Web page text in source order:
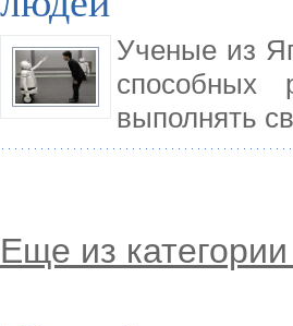
Ученые из
способных
выполнять
Еще из категории